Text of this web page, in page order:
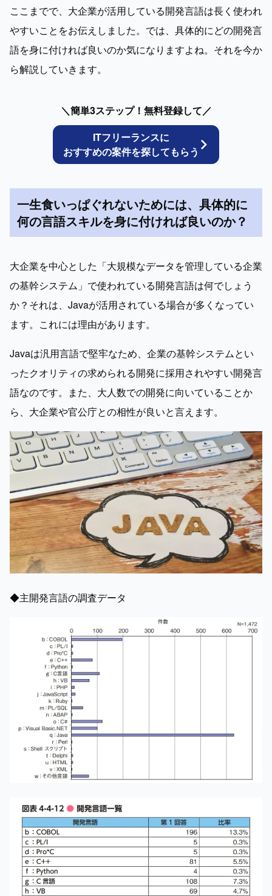
ここまでで、大企業が活用している開発言語は長く使われ
やすいことをお伝えしました。では、具体的にどの開発言
語を身に付ければ良いのか気になりますよね。それを今か
ら解説していきます。
＼簡単3ステップ！無料登録して／
ITフリーランスに
おすすめの案件を探してもらう
一生食いっぱぐれないためには、具体的に
何の言語スキルを身に付ければ良いのか？
大企業を中心とした「大規模なデータを管理している企業
の基幹システム」で使われている開発言語は何でしょう
か？それは、Javaが活用されている場合が多くなってい
ます。これには理由があります。
Javaは汎用言語で堅牢なため、企業の基幹システムとい
ったクオリティの求められる開発に採用されやすい開発言
語なのです。また、大人数での開発に向いていることか
ら、大企業や官公庁との相性が良いと言えます。
◆主開発言語の調査データ